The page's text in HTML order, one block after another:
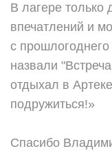
В лагере только
впечатлений и
с
назвали
отдыхал в
подружиться!»
Спасибо